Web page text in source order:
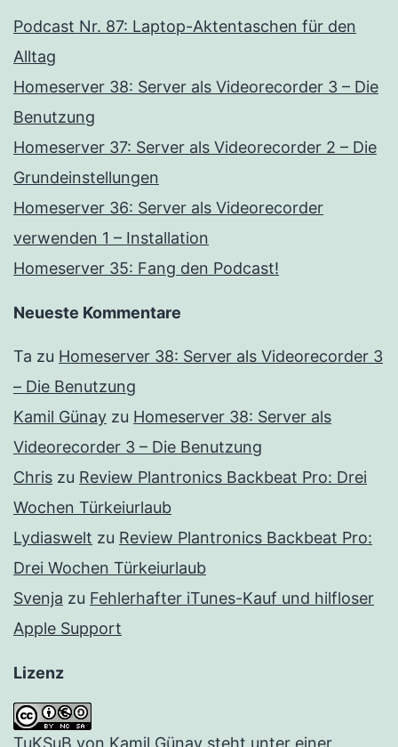
Podcast Nr. 87: Laptop-Aktentaschen für den
Alltag
Homeserver 38: Server als Videorecorder 3 – Die
Benutzung
Homeserver 37: Server als Videorecorder 2 – Die
Grundeinstellungen
Homeserver 36: Server als Videorecorder
verwenden 1 – Installation
Homeserver 35: Fang den Podcast!
Neueste Kommentare
Ta zu Homeserver 38: Server als Videorecorder 3
– Die Benutzung
Kamil Günay zu Homeserver 38: Server als
Videorecorder 3 – Die Benutzung
Chris zu Review Plantronics Backbeat Pro: Drei
Wochen Türkeiurlaub
Lydiaswelt zu Review Plantronics Backbeat Pro:
Drei Wochen Türkeiurlaub
Svenja zu Fehlerhafter iTunes-Kauf und hilfloser
Apple Support
Lizenz
TuKSuB von Kamil Günay steht unter einer